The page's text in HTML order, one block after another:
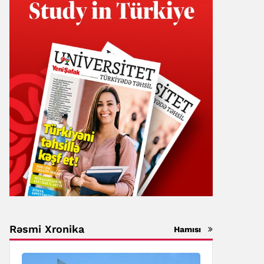
Rəsmi Xronika Hamısı